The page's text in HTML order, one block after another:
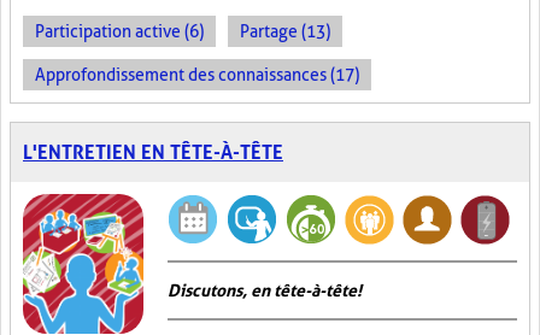
Participation active (6) Partage (13)
Approfondissement des connaissances (17)
L'ENTRETIEN EN TÊTE-À-TÊTE
Discutons, en tête-à-tête!